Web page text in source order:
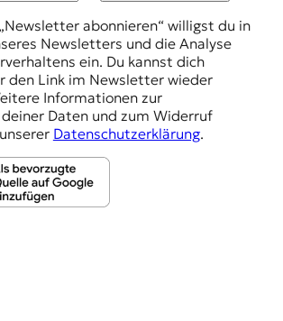
abonnieren“ willigst du in
Newsletters und die Analyse
ein. Du kannst dich
den Link im Newsletter wieder
Informationen zur
Daten und zum Widerruf
Datenschutzerklärung.